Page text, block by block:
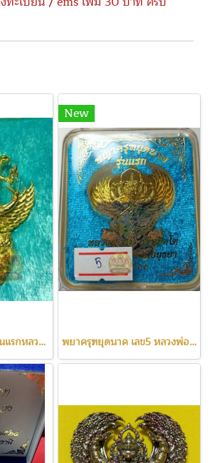
พระนารายร์ทรงครุฑรุ่นแรกหลวงพ่อสินวัดละหารใหญ่(c3103)
New
พยาครุฑยุดนาค เลข5 หลวงพ่อชมวัดโปรดสัตว์ จ.อยุธยา ปี61